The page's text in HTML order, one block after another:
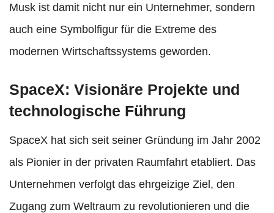
Musk ist damit nicht nur ein Unternehmer, sondern
auch eine Symbolfigur für die Extreme des
modernen Wirtschaftssystems geworden.
SpaceX: Visionäre Projekte und
technologische Führung
SpaceX hat sich seit seiner Gründung im Jahr 2002
als Pionier in der privaten Raumfahrt etabliert. Das
Unternehmen verfolgt das ehrgeizige Ziel, den
Zugang zum Weltraum zu revolutionieren und die